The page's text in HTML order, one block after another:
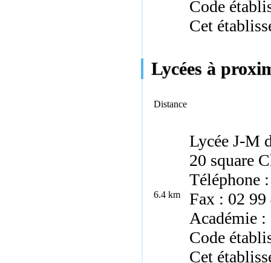
Code
Cet
Lycées à
Distance
6.4 km
Lycée J-M
20 square
Téléphone
Fax : 02 99
Académie :
Code
Cet